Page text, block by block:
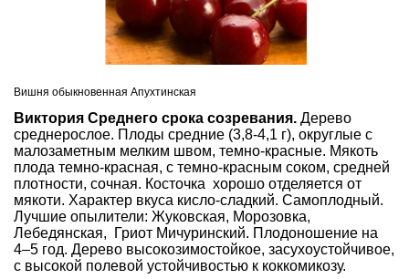
Вишня обыкновенная Апухтинская
Виктория Среднего срока созревания. Дерево
среднерослое. Плоды средние (3,8-4,1 г), округлые с
малозаметным мелким швом, темно-красные. Мякоть
плода темно-красная, с темно-красным соком, средней
плотности, сочная. Косточка хорошо отделяется от
мякоти. Характер вкуса кисло-сладкий. Самоплодный.
Лучшие опылители: Жуковская, Морозовка,
Лебедянская, Гриот Мичуринский. Плодоношение на
4–5 год. Дерево высокозимостойкое, засухоустойчивое,
с высокой полевой устойчивостью к коккомикозу.